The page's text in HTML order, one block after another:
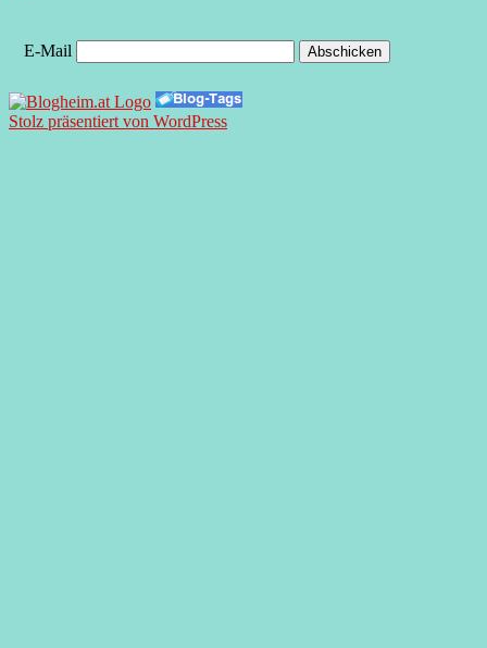
E-Mail
Stolz präsentiert von WordPress